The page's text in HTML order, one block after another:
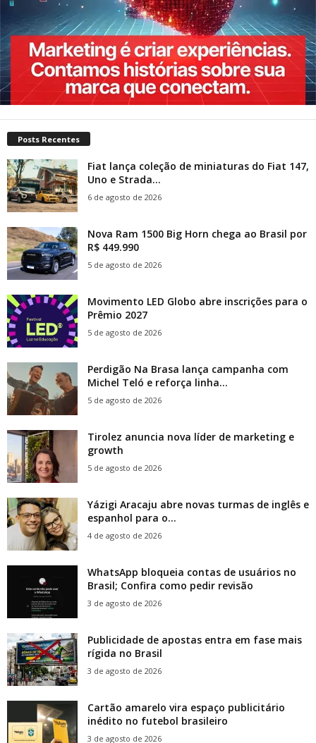
Posts Recentes
Fiat lança coleção de miniaturas do Fiat 147,
Uno e Strada...
6 de agosto de 2026
Nova Ram 1500 Big Horn chega ao Brasil por
R$ 449.990
5 de agosto de 2026
Movimento LED Globo abre inscrições para o
Prêmio 2027
5 de agosto de 2026
Perdigão Na Brasa lança campanha com
Michel Teló e reforça linha...
5 de agosto de 2026
Tirolez anuncia nova líder de marketing e
growth
5 de agosto de 2026
Yázigi Aracaju abre novas turmas de inglês e
espanhol para o...
4 de agosto de 2026
WhatsApp bloqueia contas de usuários no
Brasil; Confira como pedir revisão
3 de agosto de 2026
Publicidade de apostas entra em fase mais
rígida no Brasil
3 de agosto de 2026
Cartão amarelo vira espaço publicitário
inédito no futebol brasileiro
3 de agosto de 2026